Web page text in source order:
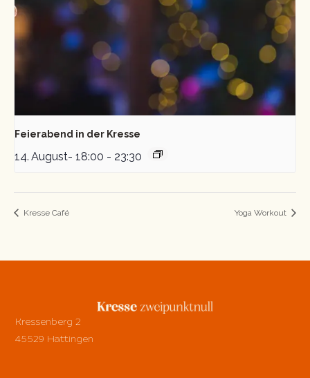
Feierabend in der Kresse
14. August- 18:00 - 23:30
Kresse Café Yoga Workout
Kressenberg 2
45529 Hattingen